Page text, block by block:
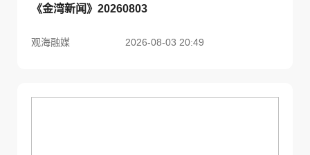
《金湾新闻》20260803
观海融媒 2026-08-03 20:49